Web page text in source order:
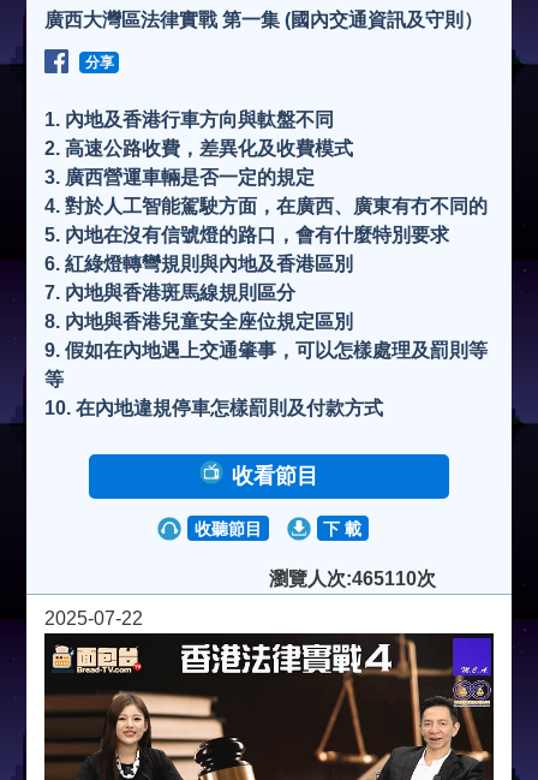
廣西大灣區法律實戰 第一集 (國內交通資訊及守則）
分享
1. 內地及香港行車方向與軚盤不同
2. 高速公路收費，差異化及收費模式
3. 廣西營運車輛是否一定的規定
4. 對於人工智能駕駛方面，在廣西、廣東有冇不同的
5. 內地在沒有信號燈的路口，會有什麼特別要求
6. 紅綠燈轉彎規則與內地及香港區別
7. 內地與香港斑馬線規則區分
8. 內地與香港兒童安全座位規定區別
9. 假如在內地遇上交通肇事，可以怎樣處理及罰則等
等
10. 在內地違規停車怎樣罰則及付款方式
收看節目
收聽節目 下 載
瀏覽人次:465110次
2025-07-22